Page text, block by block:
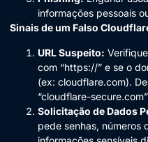
informações pessoais
Sinais de um Falso
URL Suspeito:
com “https://” e se o
(ex: cloudflare.com).
“cloudflare-
Solicitação de Dados
pede senhas, números